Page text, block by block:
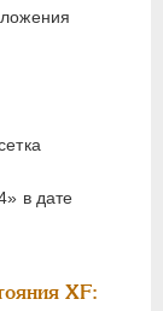
в дате
XF: